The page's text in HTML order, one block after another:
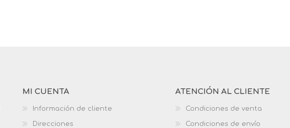
MI CUENTA
Información de cliente
Direcciones
ATENCIÓN AL CLIENTE
Condiciones de venta
Condiciones de envío